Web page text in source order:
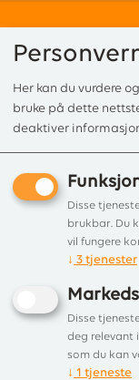
Forside/ Produkter/
Square
bordpeis
Frittstående
Her kan du vurdere
bruke på dette
deaktiver
Disse
brukbar. Du
vil fungere
↓ 3 tjenester
Disse
deg relevant
som du kan
↓ 1 tjeneste